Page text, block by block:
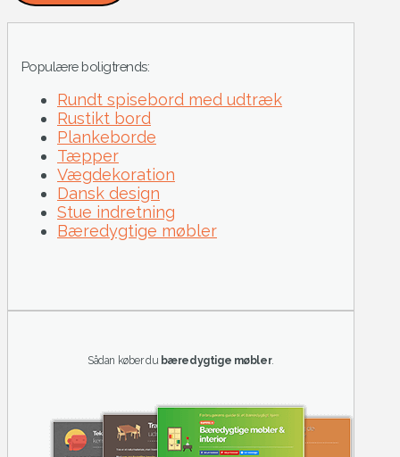
Populære boligtrends:
Rundt spisebord med udtræk
Rustikt bord
Plankeborde
Tæpper
Vægdekoration
Dansk design
Stue indretning
Bæredygtige møbler
Sådan køber du bæredygtige møbler.